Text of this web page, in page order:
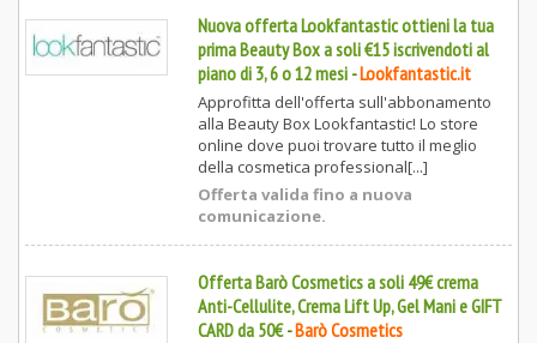
Nuova offerta Lookfantastic ottieni la tua
prima Beauty Box a soli €15 iscrivendoti al
piano di 3, 6 o 12 mesi-Lookfantastic.it
Approfitta dell'offerta sull'abbonamento
alla Beauty Box Lookfantastic! Lo store
online dove puoi trovare tutto il meglio
della cosmetica professional[...]
Offerta valida fino a nuova
comunicazione.
Offerta Barò Cosmetics a soli 49€ crema
Anti-Cellulite, Crema Lift Up, Gel Mani e GIFT
CARD da 50€-Barò Cosmetics